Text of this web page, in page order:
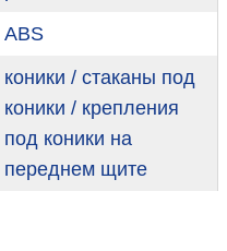
ABS
коники / стаканы под
коники / крепления
под коники на
переднем щите